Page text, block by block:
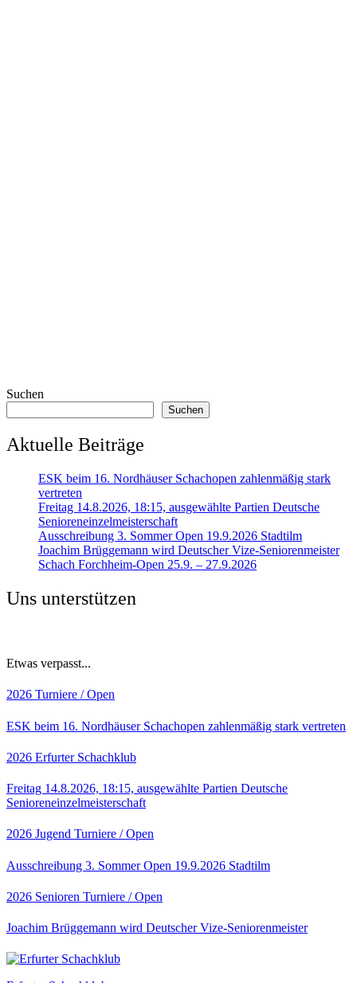
Suchen
Suchen
Aktuelle Beiträge
ESK beim 16. Nordhäuser Schachopen zahlenmäßig stark
vertreten
Freitag 14.8.2026, 18:15, ausgewählte Partien Deutsche
Senioreneinzelmeisterschaft
Ausschreibung 3. Sommer Open 19.9.2026 Stadtilm
Joachim Brüggemann wird Deutscher Vize-Seniorenmeister
Schach Forchheim-Open 25.9. – 27.9.2026
Uns unterstützen
Etwas verpasst...
2026 Turniere / Open
ESK beim 16. Nordhäuser Schachopen zahlenmäßig stark vertreten
2026 Erfurter Schachklub
Freitag 14.8.2026, 18:15, ausgewählte Partien Deutsche
Senioreneinzelmeisterschaft
2026 Jugend Turniere / Open
Ausschreibung 3. Sommer Open 19.9.2026 Stadtilm
2026 Senioren Turniere / Open
Joachim Brüggemann wird Deutscher Vize-Seniorenmeister